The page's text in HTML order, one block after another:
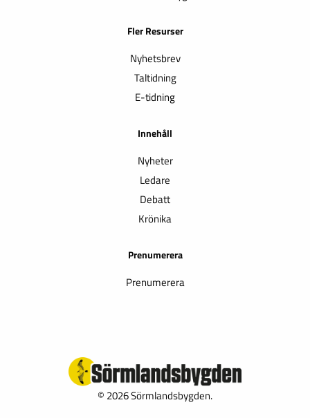
Fler Resurser
Nyhetsbrev
Taltidning
E-tidning
Innehåll
Nyheter
Ledare
Debatt
Krönika
Prenumerera
Prenumerera
© 2026 Sörmlandsbygden.